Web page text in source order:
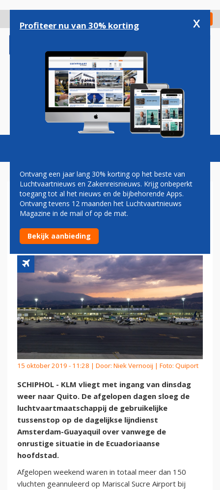
gaan
Check in
Magazine Podcasts Vacatures
KLM EN ANDERE
MAATSCHAPPIJEN WEER
NAAR QUITO
15 oktober 2019 - 11:28 | Door: Niek Vernooij | Foto: Quiport
SCHIPHOL - KLM vliegt met ingang van dinsdag
weer naar Quito. De afgelopen dagen sloeg de
luchtvaartmaatschappij de gebruikelijke
tussenstop op de dagelijkse lijndienst
Amsterdam-Guayaquil over vanwege de
onrustige situatie in de Ecuadoriaanse
hoofdstad.
Afgelopen weekend waren in totaal meer dan 150
vluchten geannuleerd op Mariscal Sucre Airport bij
Profiteer nu van 30% korting x
Ontvang een jaar lang 30% korting op het beste van
Luchtvaartnieuws en Zakenreisnieuws. Krijg onbeperkt
toegang tot al het nieuws en de bijbehorende Apps.
Ontvang tevens 12 maanden het Luchtvaartnieuws
Magazine in de mail of op de mat.
Bekijk aanbieding